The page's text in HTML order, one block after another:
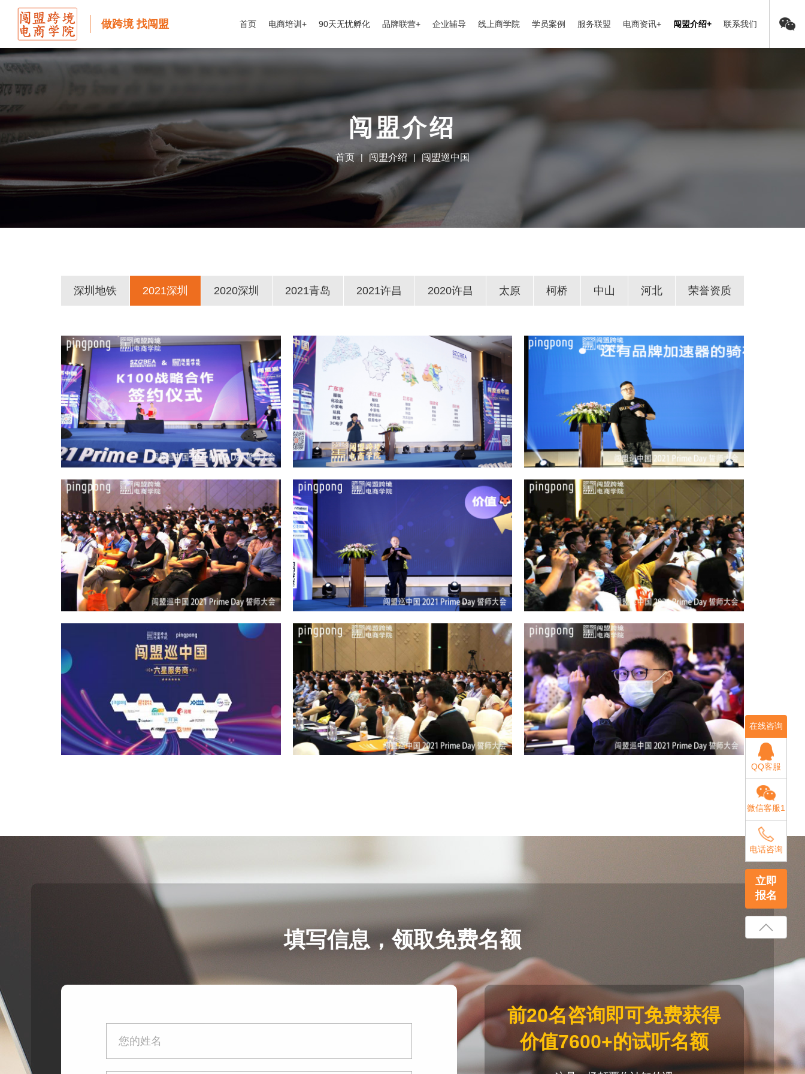
做跨境 找闯盟 首页 电商培训+ 90天无忧孵化 品牌联营+ 企业辅导 线上商学院 学员案例 服务联盟 电商资讯+ 闯盟介绍+ 联系我们
闯盟介绍
首页 | 闯盟介绍 | 闯盟巡中国
深圳地铁 2021深圳 2020深圳 2021青岛 2021许昌 2020许昌 太原 柯桥 中山 河北 荣誉资质
填写信息，领取免费名额
前20名咨询即可免费获得
价值7600+的试听名额
在线咨询
QQ客服
微信客服1
电话咨询
立即
报名